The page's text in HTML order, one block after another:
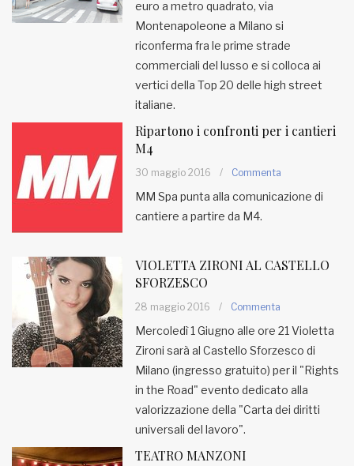
euro a metro quadrato, via
Montenapoleone a Milano si
riconferma fra le prime strade
commerciali del lusso e si colloca ai
vertici della Top 20 delle high street
italiane.
Ripartono i confronti per i cantieri
M4
30 maggio 2016 / Commenta
MM Spa punta alla comunicazione di
cantiere a partire da M4.
VIOLETTA ZIRONI AL CASTELLO
SFORZESCO
28 maggio 2016 / Commenta
Mercoledì 1 Giugno alle ore 21 Violetta
Zironi sarà al Castello Sforzesco di
Milano (ingresso gratuito) per il "Rights
in the Road" evento dedicato alla
valorizzazione della "Carta dei diritti
universali del lavoro".
TEATRO MANZONI